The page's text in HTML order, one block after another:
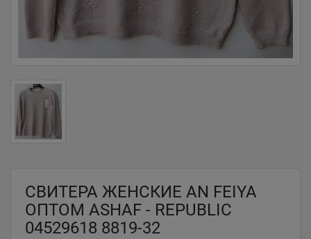
СВИТЕРА ЖЕНСКИЕ AN FEIYA
ОПТОМ ASHAF - REPUBLIC
04529618 8819-32